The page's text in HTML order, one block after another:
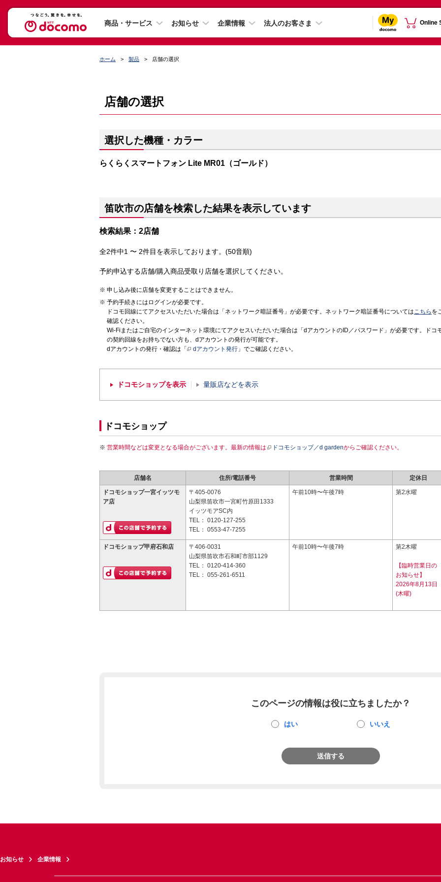
商品・サービス お知らせ 企業情報 法人のお客さま Online
ホーム 製品 店舗の選択
店舗の選択
選択した機種・カラー
らくらくスマートフォン Lite MR01（ゴールド）
笛吹市の店舗を検索した結果を表示しています
検索結果：2店舗
全2件中1 〜 2件目を表示しております。(50音順)
予約申込する店舗/購入商品受取り店舗を選択してください。
申し込み後に店舗を変更することはできません。
予約手続きにはログインが必要です。
ドコモ回線にてアクセスいただいた場合は「ネットワーク暗証番号」が必要です。ネットワーク暗証番号についてはこちら を
確認ください。
Wi-Fiまたはご自宅のインターネット環境にてアクセスいただいた場合は「dアカウントのID／パスワード」が必要です。ドコ
の契約回線をお持ちでない方も、dアカウントの発行が可能です。
dアカウントの発行・確認は「
dアカウント発行 」でご確認ください。
ドコモショップを表示 量販店などを表示
ドコモショップ
営業時間などは変更となる場合がございます。最新の情報は ドコモショップ／d gardenからご確認ください。
店舗名 住所/電話番号 営業時間 定休日
ドコモショップ一宮イッツモ
ア店
〒405-0076
山梨県笛吹市一宮町竹原田1333
イッツモアSC内
TEL： 0120-127-255
TEL： 0553-47-7255
午前10時〜午後7時 第2水曜
ドコモショップ甲府石和店
〒406-0031
山梨県笛吹市石和町市部1129
TEL： 0120-414-360
TEL： 055-261-6511
午前10時〜午後7時 第2木曜
【臨時営業日の
お知らせ】
2026年8月13日
(木曜)
このページの情報は役に立ちましたか？
はい いいえ
送信する
お知らせ 企業情報